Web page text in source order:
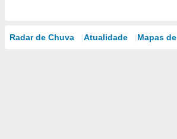
Radar de Chuva Atualidade Mapas